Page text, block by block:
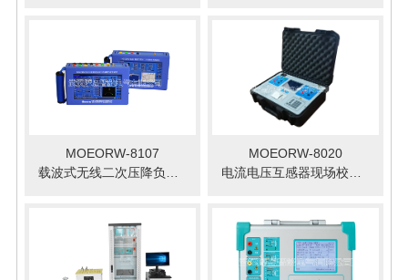
MOEORW-8107
载波式无线二次压降负荷测试仪
MOEORW-8020
电流电压互感器现场校验仪